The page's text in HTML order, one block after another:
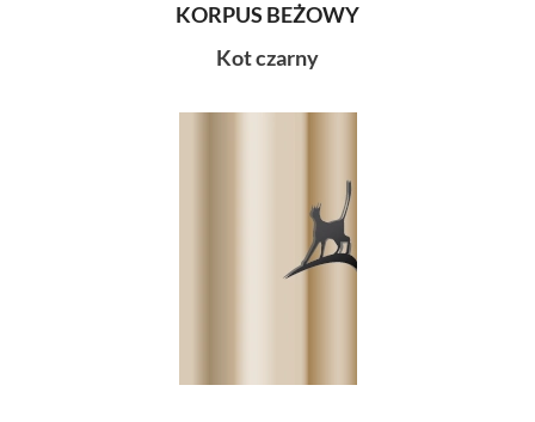
KORPUS BEŻOWY
Kot czarny